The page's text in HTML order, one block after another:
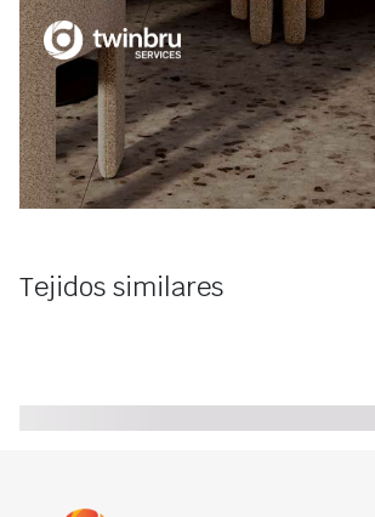
Tejidos similares